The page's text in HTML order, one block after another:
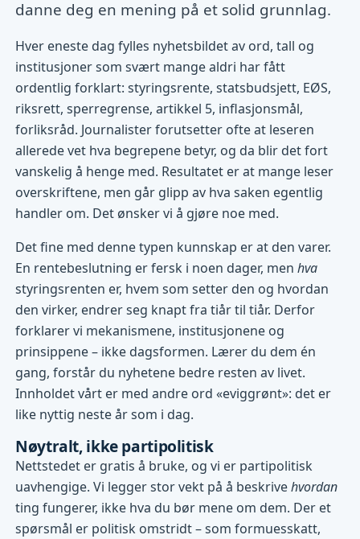
danne deg en mening på et solid grunnlag.
Hver eneste dag fylles nyhetsbildet av ord, tall og
institusjoner som svært mange aldri har fått
ordentlig forklart: styringsrente, statsbudsjett, EØS,
riksrett, sperregrense, artikkel 5, inflasjonsmål,
forliksråd. Journalister forutsetter ofte at leseren
allerede vet hva begrepene betyr, og da blir det fort
vanskelig å henge med. Resultatet er at mange leser
overskriftene, men går glipp av hva saken egentlig
handler om. Det ønsker vi å gjøre noe med.
Det fine med denne typen kunnskap er at den varer.
En rentebeslutning er fersk i noen dager, menhva
styringsrenten er, hvem som setter den og hvordan
den virker, endrer seg knapt fra tiår til tiår. Derfor
forklarer vi mekanismene, institusjonene og
prinsippene – ikke dagsformen. Lærer du dem én
gang, forstår du nyhetene bedre resten av livet.
Innholdet vårt er med andre ord «eviggrønt»: det er
like nyttig neste år som i dag.
Nøytralt, ikke partipolitisk
Nettstedet er gratis å bruke, og vi er partipolitisk
uavhengige. Vi legger stor vekt på å beskrivehvordan
ting fungerer, ikke hva du bør mene om dem. Der et
spørsmål er politisk omstridt – som formuesskatt,